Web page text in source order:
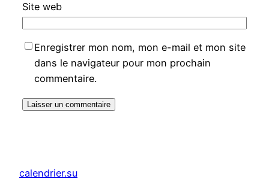
Site web
Enregistrer mon nom, mon e-mail et mon site
dans le navigateur pour mon prochain
commentaire.
calendrier.su